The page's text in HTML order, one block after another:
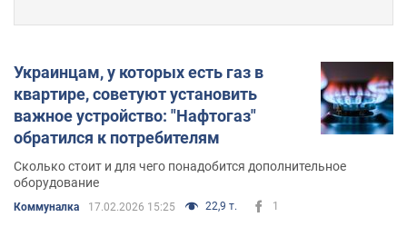
Украинцам, у которых есть газ в
квартире, советуют установить
важное устройство: "Нафтогаз"
обратился к потребителям
Сколько стоит и для чего понадобится дополнительное
оборудование
Коммуналка 17.02.2026 15:25 22,9 т. 1